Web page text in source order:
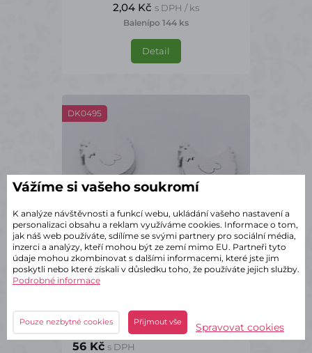
2,04 Kč s DPH / ks
Balenípo 144 ks
Detail
DK0495
Dřevěná na slepička 3,5cm/6ks
56 Kč s DPH
Vážíme si vašeho soukromí
K analýze návštěvnosti a funkcí webu, ukládání vašeho nastavení a
personalizaci obsahu a reklam využíváme cookies. Informace o tom,
jak náš web používáte, sdílíme se svými partnery pro sociální média,
inzerci a analýzy, kteří mohou být ze zemí mimo EU. Partneři tyto
údaje mohou zkombinovat s dalšími informacemi, které jste jim
poskytli nebo které získali v důsledku toho, že používáte jejich služby.
Podrobné informace
Pouze nezbytné cookies Přijmout vše Spravovat cookies